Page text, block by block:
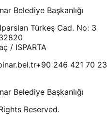
Belediye Başkanlığı
Türkeş Cad. No: 3
/ ISPARTA
+90 246 421 70 23
Belediye Başkanlığı
Reserved.